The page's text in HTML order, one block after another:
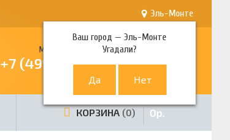
Эль-Монте
Ваш город —Эль-Монте
Угадали?
Многоканальный телефон
+7 (499) 380-80-80
КОРЗИНА 0 0р.